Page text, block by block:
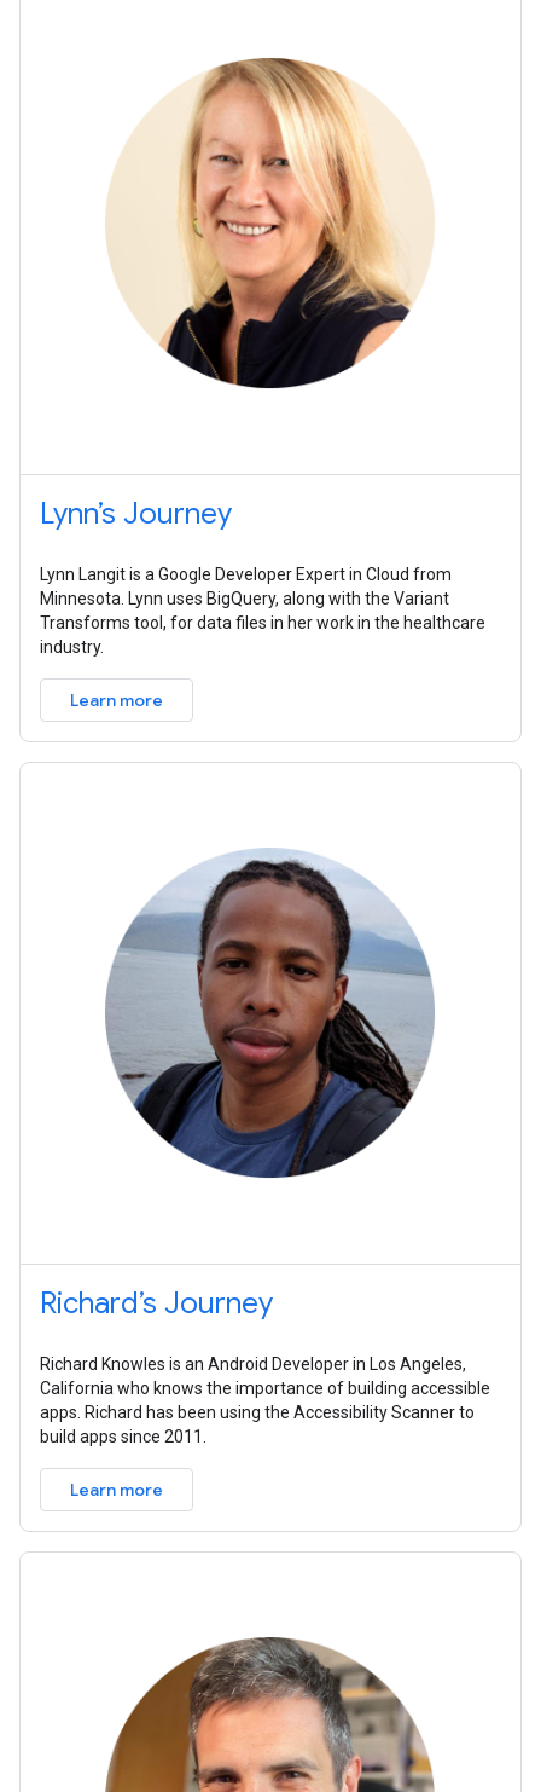
Lynn’s Journey
Lynn Langit is a Google Developer Expert in Cloud from
Minnesota. Lynn uses BigQuery, along with the Variant
Transforms tool, for data files in her work in the healthcare
industry.
Learn more
Richard’s Journey
Richard Knowles is an Android Developer in Los Angeles,
California who knows the importance of building accessible
apps. Richard has been using the Accessibility Scanner to
build apps since 2011.
Learn more